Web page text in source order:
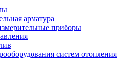
арматура
приборы
систем отопления